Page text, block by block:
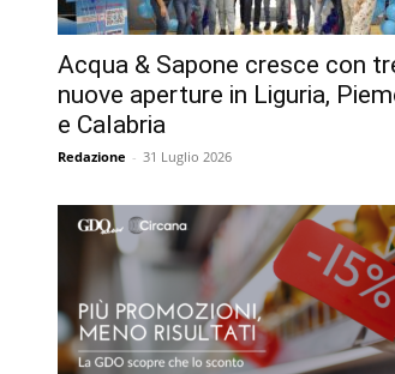
Acqua & Sapone cresce con
nuove aperture in Liguria,
e Calabria
Redazione - 31 Luglio 2026